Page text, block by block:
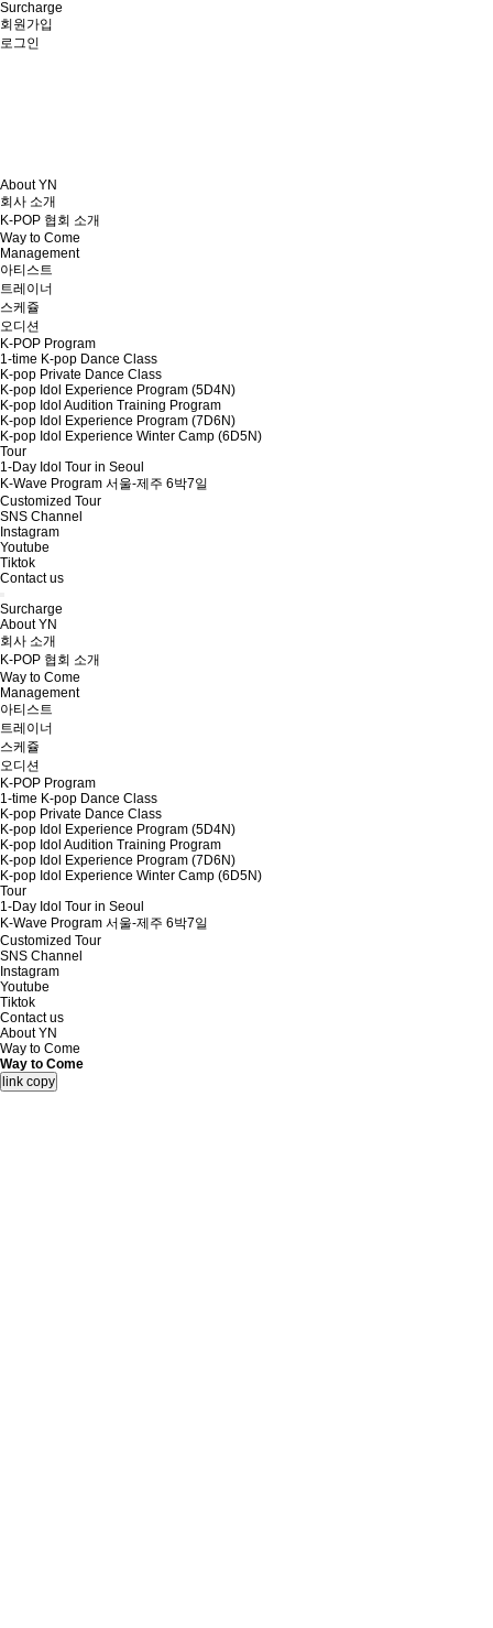
Surcharge
회원가입
로그인
About YN
회사 소개
K-POP 협회 소개
Way to Come
Management
아티스트
트레이너
스케쥴
오디션
K-POP Program
1-time K-pop Dance Class
K-pop Private Dance Class
K-pop Idol Experience Program (5D4N)
K-pop Idol Audition Training Program
K-pop Idol Experience Program (7D6N)
K-pop Idol Experience Winter Camp (6D5N)
Tour
1-Day Idol Tour in Seoul
K-Wave Program 서울-제주 6박7일
Customized Tour
SNS Channel
Instagram
Youtube
Tiktok
Contact us
Surcharge
About YN
회사 소개
K-POP 협회 소개
Way to Come
Management
아티스트
트레이너
스케쥴
오디션
K-POP Program
1-time K-pop Dance Class
K-pop Private Dance Class
K-pop Idol Experience Program (5D4N)
K-pop Idol Audition Training Program
K-pop Idol Experience Program (7D6N)
K-pop Idol Experience Winter Camp (6D5N)
Tour
1-Day Idol Tour in Seoul
K-Wave Program 서울-제주 6박7일
Customized Tour
SNS Channel
Instagram
Youtube
Tiktok
Contact us
About YN
Way to Come
Way to Come
link copy